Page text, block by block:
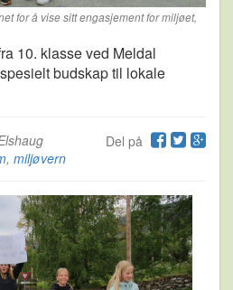
for å vise sitt engasjement for miljøet,
10. klasse ved Meldal
budskap til lokale
Del på
, miljøvern